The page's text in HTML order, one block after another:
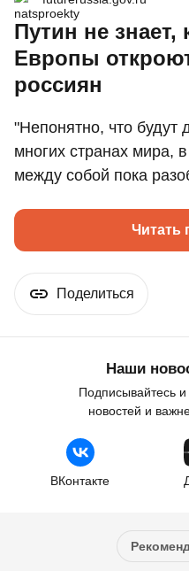
Путин не знает,
Европы
россиян
"Непонятно, что будут
многих странах мира,
между собой пока
Читать
Поделиться
Наши
Подписывайтесь и
новостей и
ВКонтакте